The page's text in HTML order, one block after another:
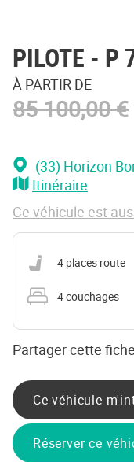
PILOTE - P
À PARTIR DE
85 100,00 €
(33) Horizon
Itinéraire
Ce véhicule est
Nombre de places
4 places route
Nombre de couchages
4 couchages
Partager cette
Ce véhicule
Réserver ce